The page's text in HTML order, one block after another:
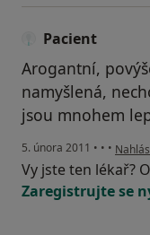
Pacient
Arogantní,
namyšlená,
jsou mnohem
5. února 2011 • • • podle
Vy jste ten lékař?
Zaregistrujte se